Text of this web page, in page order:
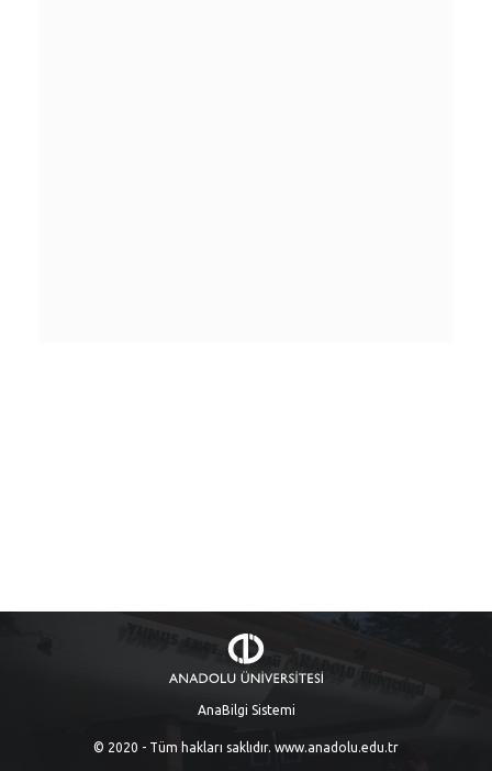
AnaBilgi Sistemi
© 2020 - Tüm hakları saklıdır. www.anadolu.edu.tr